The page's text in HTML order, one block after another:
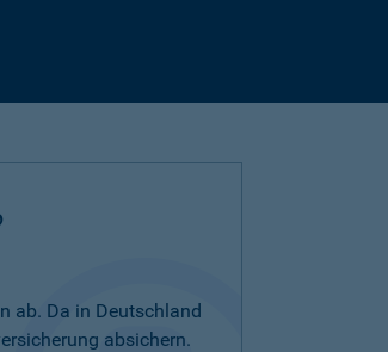
ab. Da in Deutschland
absichern.